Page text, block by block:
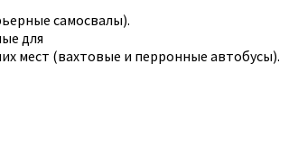
самосвалы).
для
мест (вахтовые и перронные автобусы).